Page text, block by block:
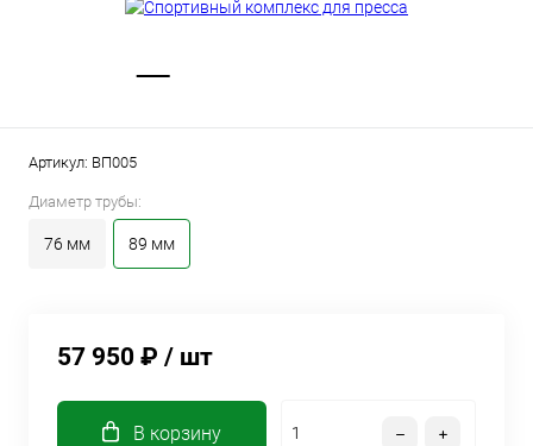
Артикул: ВП005
Диаметр трубы:
76 мм 89 мм
57 950 ₽ / шт
В корзину